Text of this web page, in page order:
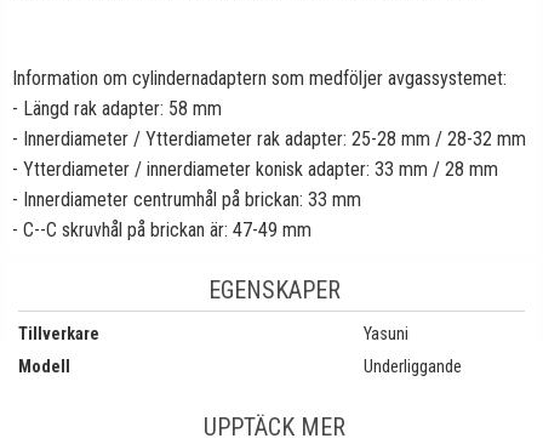
Information om cylindernadaptern som medföljer avgassystemet:
- Längd rak adapter: 58 mm
- Innerdiameter / Ytterdiameter rak adapter: 25-28 mm / 28-32 mm
- Ytterdiameter / innerdiameter konisk adapter: 33 mm / 28 mm
- Innerdiameter centrumhål på brickan: 33 mm
- C--C skruvhål på brickan är: 47-49 mm
EGENSKAPER
Tillverkare
Yasuni
Modell
Underliggande
UPPTÄCK MER